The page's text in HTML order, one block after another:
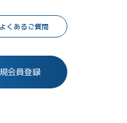
よくあるご質問
会員登録